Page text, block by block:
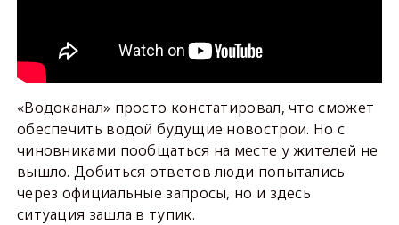
«Водоканал» просто констатировал, что сможет
обеспечить водой будущие новострои. Но с
чиновниками пообщаться на месте у жителей не
вышло. Добиться ответов люди попытались
через официальные запросы, но и здесь
ситуация зашла в тупик.